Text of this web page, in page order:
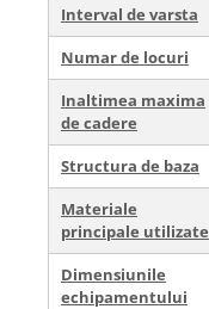
Interval de varsta
Numar de locuri
Inaltimea maxima
de cadere
Structura de baza
Materiale
principale utilizate
Dimensiunile
echipamentului